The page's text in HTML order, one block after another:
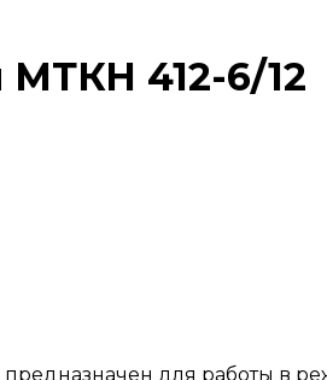
МТКН 412-6/12
для работы в